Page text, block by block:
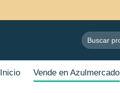
Search
for:
Inicio Vende en Azulmercado